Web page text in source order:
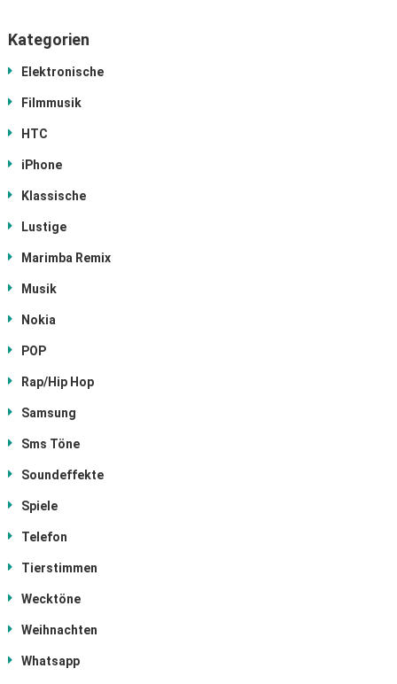
Kategorien
Elektronische
Filmmusik
HTC
iPhone
Klassische
Lustige
Marimba Remix
Musik
Nokia
POP
Rap/Hip Hop
Samsung
Sms Töne
Soundeffekte
Spiele
Telefon
Tierstimmen
Wecktöne
Weihnachten
Whatsapp